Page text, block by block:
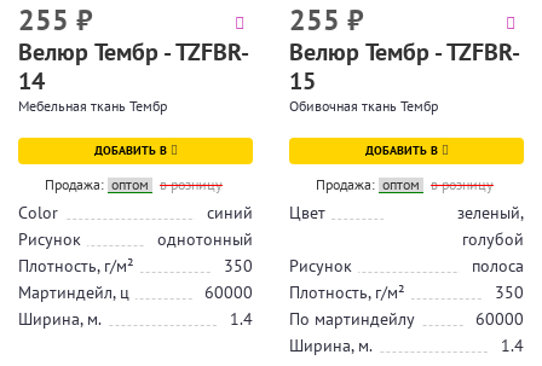
255 ₽
Велюр Тембр - TZFBR-
14
Мебельная ткань Тембр
ДОБАВИТЬ В
Продажа: оптом в розницу
Color
синий
Рисунок
однотонный
Плотность, г/м²
350
Мартиндейл, ц
60000
Ширина, м.
1.4
255 ₽
Велюр Тембр - TZFBR-
15
Обивочная ткань Тембр
ДОБАВИТЬ В
Продажа: оптом в розницу
Цвет
зеленый,
голубой
Рисунок
полоса
Плотность, г/м²
350
По мартиндейлу
60000
Ширина, м.
1.4